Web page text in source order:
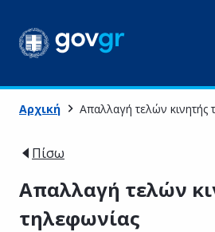
Αρχική Απαλλαγή τελών κινητής
Πίσω
Απαλλαγή τελών
τηλεφωνίας